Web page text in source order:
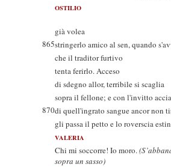
OSTILIO
già volea
865stringerlo amico al sen, quando
che il traditor furtivo
tenta ferirlo. Acceso
di sdegno allor, terribile si scaglia
sopra il fellone; e con l'invitto
870di quell'ingrato sangue ancor non
gli passa il petto e lo roverscia
VALERIA
Chi mi soccorre! Io moro.
sopra un sasso)